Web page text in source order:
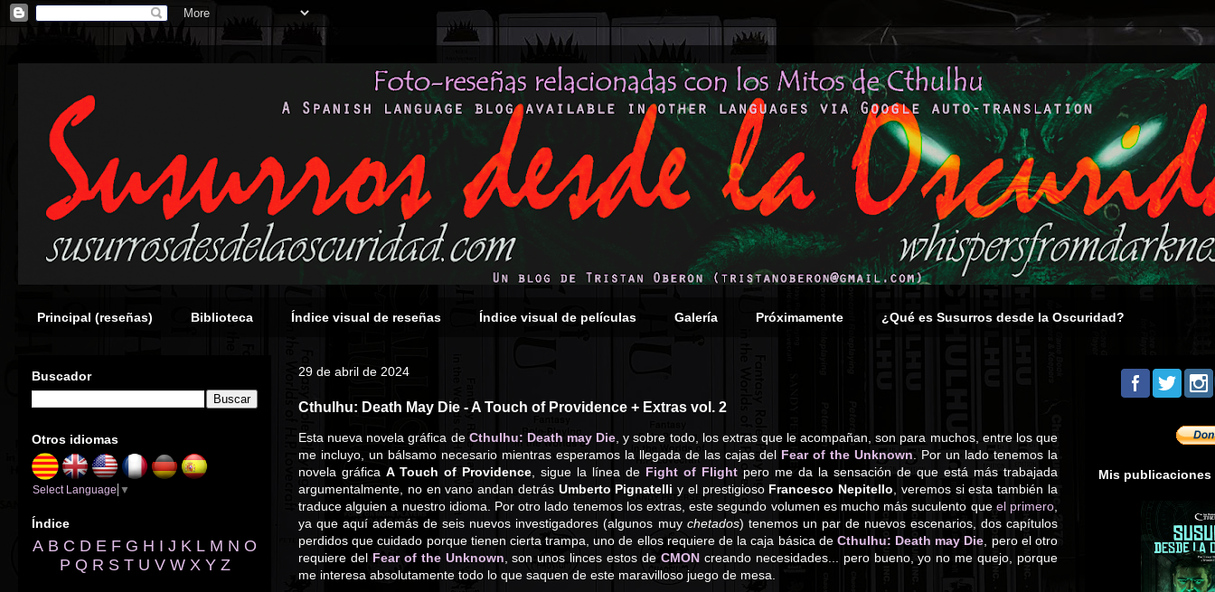
Principal (reseñas) Biblioteca Índice visual de reseñas Índice visual de películas Galería Próximamente ¿Qué es Susurros desde la Oscuridad?
29 de abril de 2024
Cthulhu: Death May Die - A Touch of Providence + Extras vol. 2
Esta nueva novela gráfica de Cthulhu: Death may Die , y sobre todo, los extras que le acompañan, son para muchos, entre los que
me incluyo, un bálsamo necesario mientras esperamos la llegada de las cajas del Fear of the Unknown . Por un lado tenemos la
novela gráfica A Touch of Providence , sigue la línea de Fight of Flight pero me da la sensación de que está más trabajada
argumentalmente, no en vano andan detrás Umberto Pignatelli y el prestigioso Francesco Nepitello , veremos si esta también la
traduce alguien a nuestro idioma. Por otro lado tenemos los extras, este segundo volumen es mucho más suculento que el primero
ya que aquí además de seis nuevos investigadores (algunos muy chetados) tenemos un par de nuevos escenarios, dos capítulos
perdidos que cuidado porque tienen cierta trampa, uno de ellos requiere de la caja básica de Cthulhu: Death may Die , pero el otro
requiere del Fear of the Unknown , son unos linces estos de CMONcreando necesidades... pero bueno, yo no me quejo, porque
me interesa absolutamente todo lo que saquen de este maravilloso juego de mesa.
Buscador
Otros idiomas
Select Language ▼
Índice
A B C D E F G H I J K L M N O
P Q R S T U V W X Y Z
Mis publicaciones